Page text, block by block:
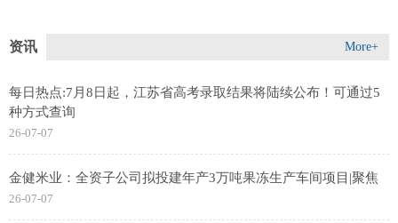
资讯 More+
每日热点:7月8日起，江苏省高考录取结果将陆续公布！可通过5
种方式查询
26-07-07
金健米业：全资子公司拟投建年产3万吨果冻生产车间项目|聚焦
26-07-07